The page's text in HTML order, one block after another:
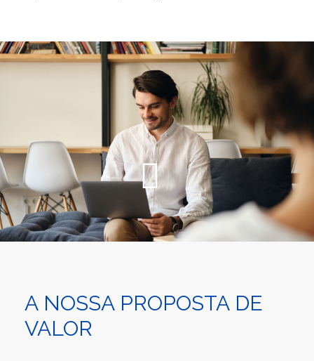
A NOSSA PROPOSTA DE
VALOR